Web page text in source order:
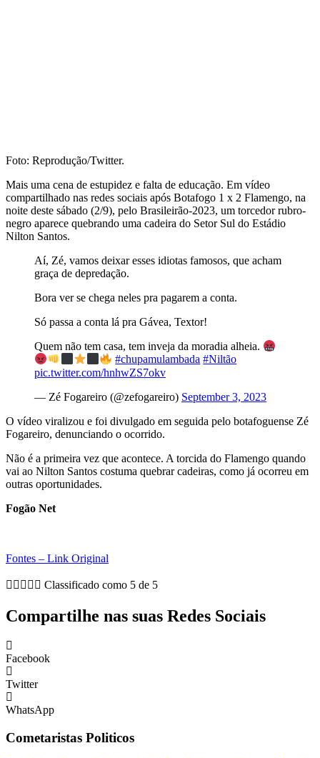
Foto: Reprodução/Twitter.
Mais uma cena de estupidez e falta de educação. Em vídeo
compartilhado nas redes sociais após Botafogo 1 x 2 Flamengo, na
noite deste sábado (2/9), pelo Brasileirão-2023, um torcedor rubro-
negro aparece quebrando uma cadeira do Setor Sul do Estádio
Nilton Santos.
Aí, Zé, vamos deixar esses idiotas famosos, que acham
graça de depredação.
Bora ver se chega neles pra pagarem a conta.
Só passa a conta lá pra Gávea, Textor!
Quem não tem casa, tem inveja da moradia alheia.
#chupamulambada #Niltão
pic.twitter.com/hnhwZS7okv
— Zé Fogareiro (@zefogareiro) September 3, 2023
O vídeo viralizou e foi divulgado em seguida pelo botafoguense Zé
Fogareiro, denunciando o ocorrido.
Não é a primeira vez que acontece. A torcida do Flamengo quando
vai ao Nilton Santos costuma quebrar cadeiras, como já ocorreu em
outras oportunidades.
Fogão Net
Fontes – Link Original
     Classificado como 5 de 5
Compartilhe nas suas Redes Sociais
Facebook
Twitter
WhatsApp
Cometaristas Politicos